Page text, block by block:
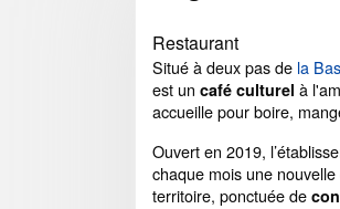
Restaurant
Situé à deux pas de la
est un café culturel à
accueille pour boire,
Ouvert en 2019,
chaque mois une nouvelle
territoire, ponctuée de